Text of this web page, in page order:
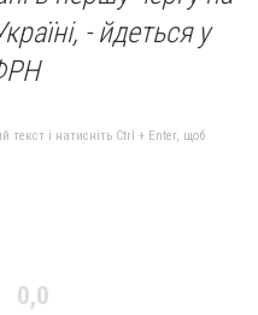
- йдеться у
текст і натисніть Ctrl + Enter, щоб
0,0